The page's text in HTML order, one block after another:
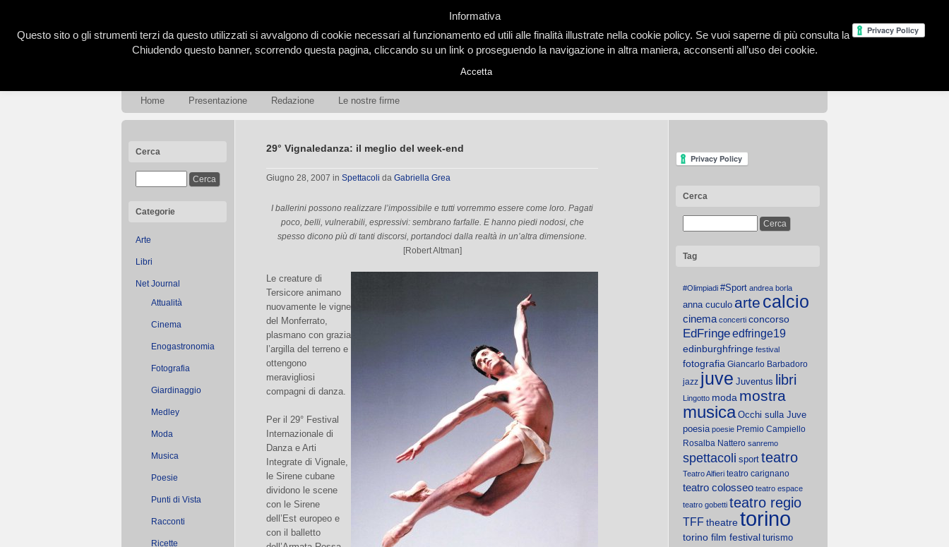
Home Presentazione Redazione Le nostre firme
Cerca
Categorie
Arte
Libri
Net Journal
Attualità
Cinema
Enogastronomia
Fotografia
Giardinaggio
Medley
Moda
Musica
Poesie
Punti di Vista
Racconti
Ricette
29° Vignaledanza: il meglio del week-end
Giugno 28, 2007 in Spettacoli da Gabriella Grea
I ballerini possono realizzare l’impossibile e tutti vorremmo essere come loro. Pagati
poco, belli, vulnerabili, espressivi: sembrano farfalle. E hanno piedi nodosi, che
spesso dicono più di tanti discorsi, portandoci dalla realtà in un’altra dimensione.
[Robert Altman]
Le creature di
Tersicore animano
nuovamente le vigne
del Monferrato,
plasmano con grazia
l’argilla del terreno e
ottengono
meravigliosi
compagni di danza.
Per il 29° Festival
Internazionale di
Danza e Arti
Integrate di Vignale,
le Sirene cubane
dividono le scene
con le Sirene
dell’Est europeo e
con il balletto
Cerca
Tag
#Olimpiadi #Sport andrea borla
anna cuculo arte calcio
cinema concerti concorso
EdFringeedfringe19
edinburghfringe festival
fotografia Giancarlo Barbadoro
jazz juve Juventus libri
Lingotto moda mostra
musica Occhi sulla Juve
poesia poesie Premio Campiello
Rosalba Nattero sanremo
spettacoli sport teatro
Teatro Alfieri teatro carignano
teatro colosseo teatro espace
teatro gobetti teatro regio
TFFtheatretorino
torino film festival turismo
Informativa
Questo sito o gli strumenti terzi da questo utilizzati si avvalgono di cookie necessari al funzionamento ed utili alle finalità illustrate nella cookie policy. Se vuoi saperne di più consulta la
Chiudendo questo banner, scorrendo questa pagina, cliccando su un link o proseguendo la navigazione in altra maniera, acconsenti all’uso dei cookie.
Accetta